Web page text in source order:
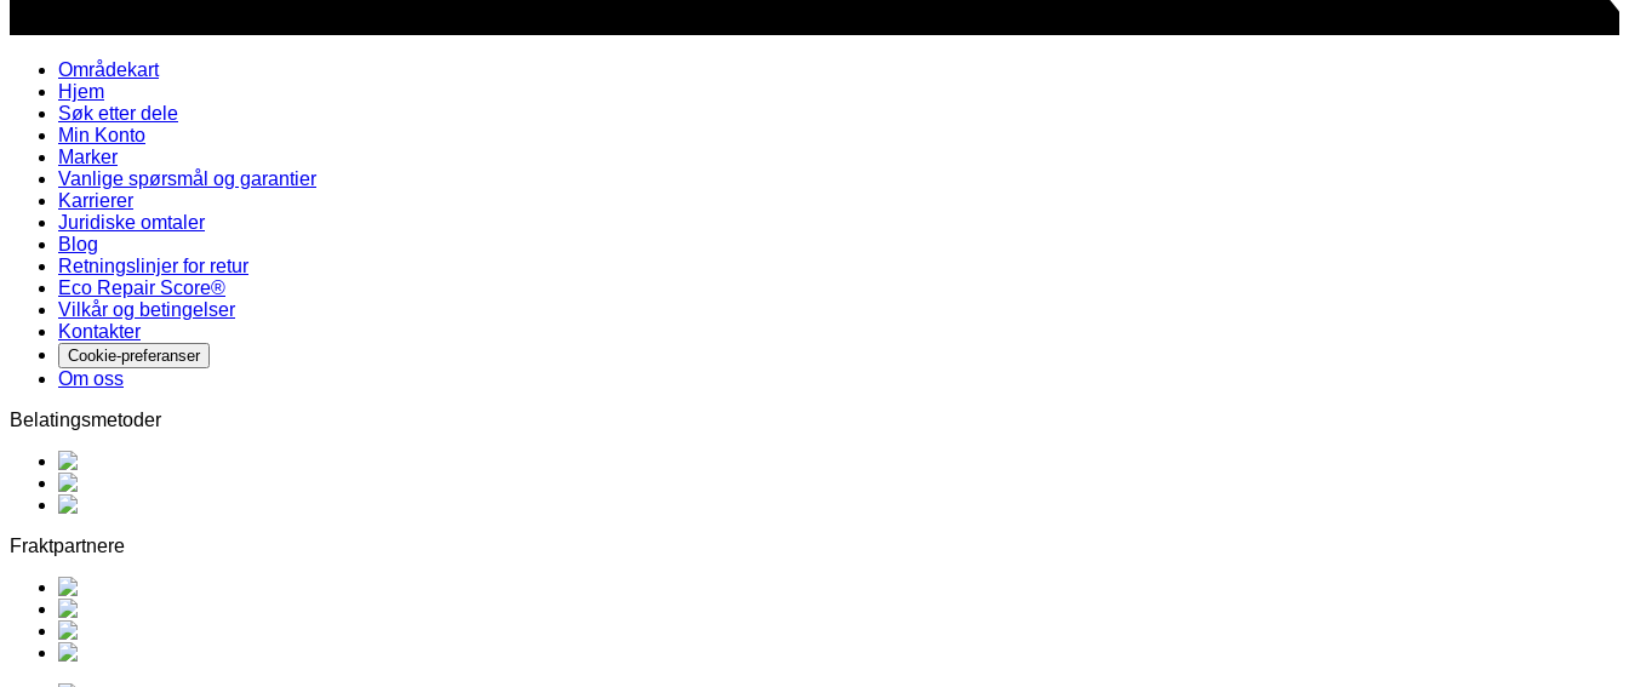
Områdekart
Hjem
Søk etter dele
Min Konto
Marker
Vanlige spørsmål og garantier
Karrierer
Juridiske omtaler
Blog
Retningslinjer for retur
Eco Repair Score®
Vilkår og betingelser
Kontakter
Cookie-preferanser
Om oss
Belatingsmetoder
Fraktpartnere